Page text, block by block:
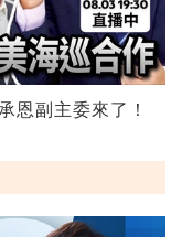
恩副主委來了！